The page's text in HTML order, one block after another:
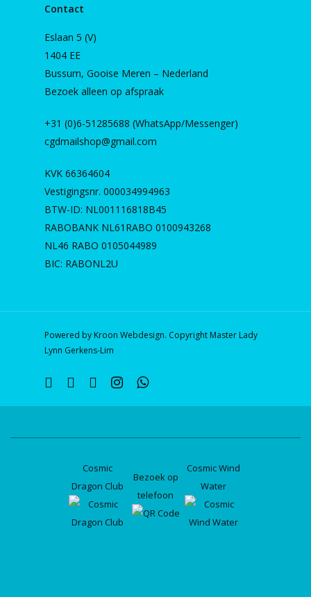
Contact
Eslaan 5 (V)
1404 EE
Bussum, Gooise Meren – Nederland
Bezoek alleen op afspraak
+31 (0)6-51285688 (WhatsApp/Messenger)
cgdmailshop@gmail.com
KVK 66364604
Vestigingsnr. 000034994963
BTW-ID: NL001116818B45
RABOBANK NL61RABO 0100943268
NL46 RABO 0105044989
BIC: RABONL2U
Powered by Kroon Webdesign. Copyright Master Lady
Lynn Gerkens-Lim
twitter facebooklinkedininstagramwhatsapp
Cosmic
Dragon Club
Bezoek op
telefoon
Cosmic Wind
Water